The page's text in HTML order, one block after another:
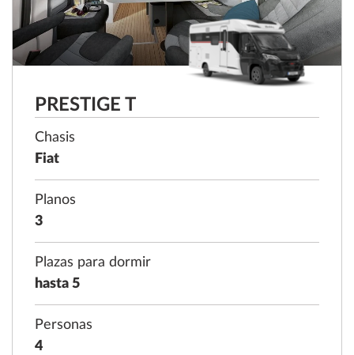
PRESTIGE T
Chasis
Fiat
Planos
3
Plazas para dormir
hasta 5
Personas
4